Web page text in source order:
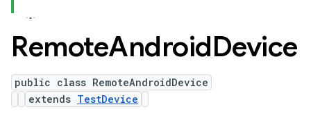
RemoteAndroidDevice
public class RemoteAndroidDevice
extends TestDevice